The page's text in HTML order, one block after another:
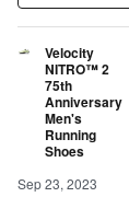
Velocity
NITRO™ 2
75th
Anniversary
Men's
Running
Shoes
Sep 23, 2023